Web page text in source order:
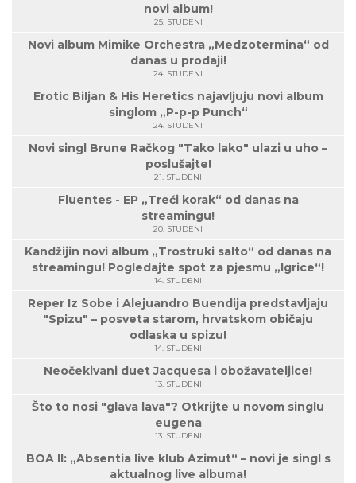
novi album!
25. STUDENI
Novi album Mimike Orchestra „Medzotermina“ od
danas u prodaji!
24. STUDENI
Erotic Biljan & His Heretics najavljuju novi album
singlom „P-p-p Punch“
24. STUDENI
Novi singl Brune Račkog "Tako lako" ulazi u uho –
poslušajte!
21. STUDENI
Fluentes - EP „Treći korak“ od danas na
streamingu!
20. STUDENI
Kandžijin novi album „Trostruki salto“ od danas na
streamingu! Pogledajte spot za pjesmu „Igrice“!
14. STUDENI
Reper Iz Sobe i Alejuandro Buendija predstavljaju
"Spizu" – posveta starom, hrvatskom običaju
odlaska u spizu!
14. STUDENI
Neočekivani duet Jacquesa i obožavateljice!
13. STUDENI
Što to nosi "glava lava"? Otkrijte u novom singlu
eugena
13. STUDENI
BOA II: „Absentia live klub Azimut“ – novi je singl s
aktualnog live albuma!